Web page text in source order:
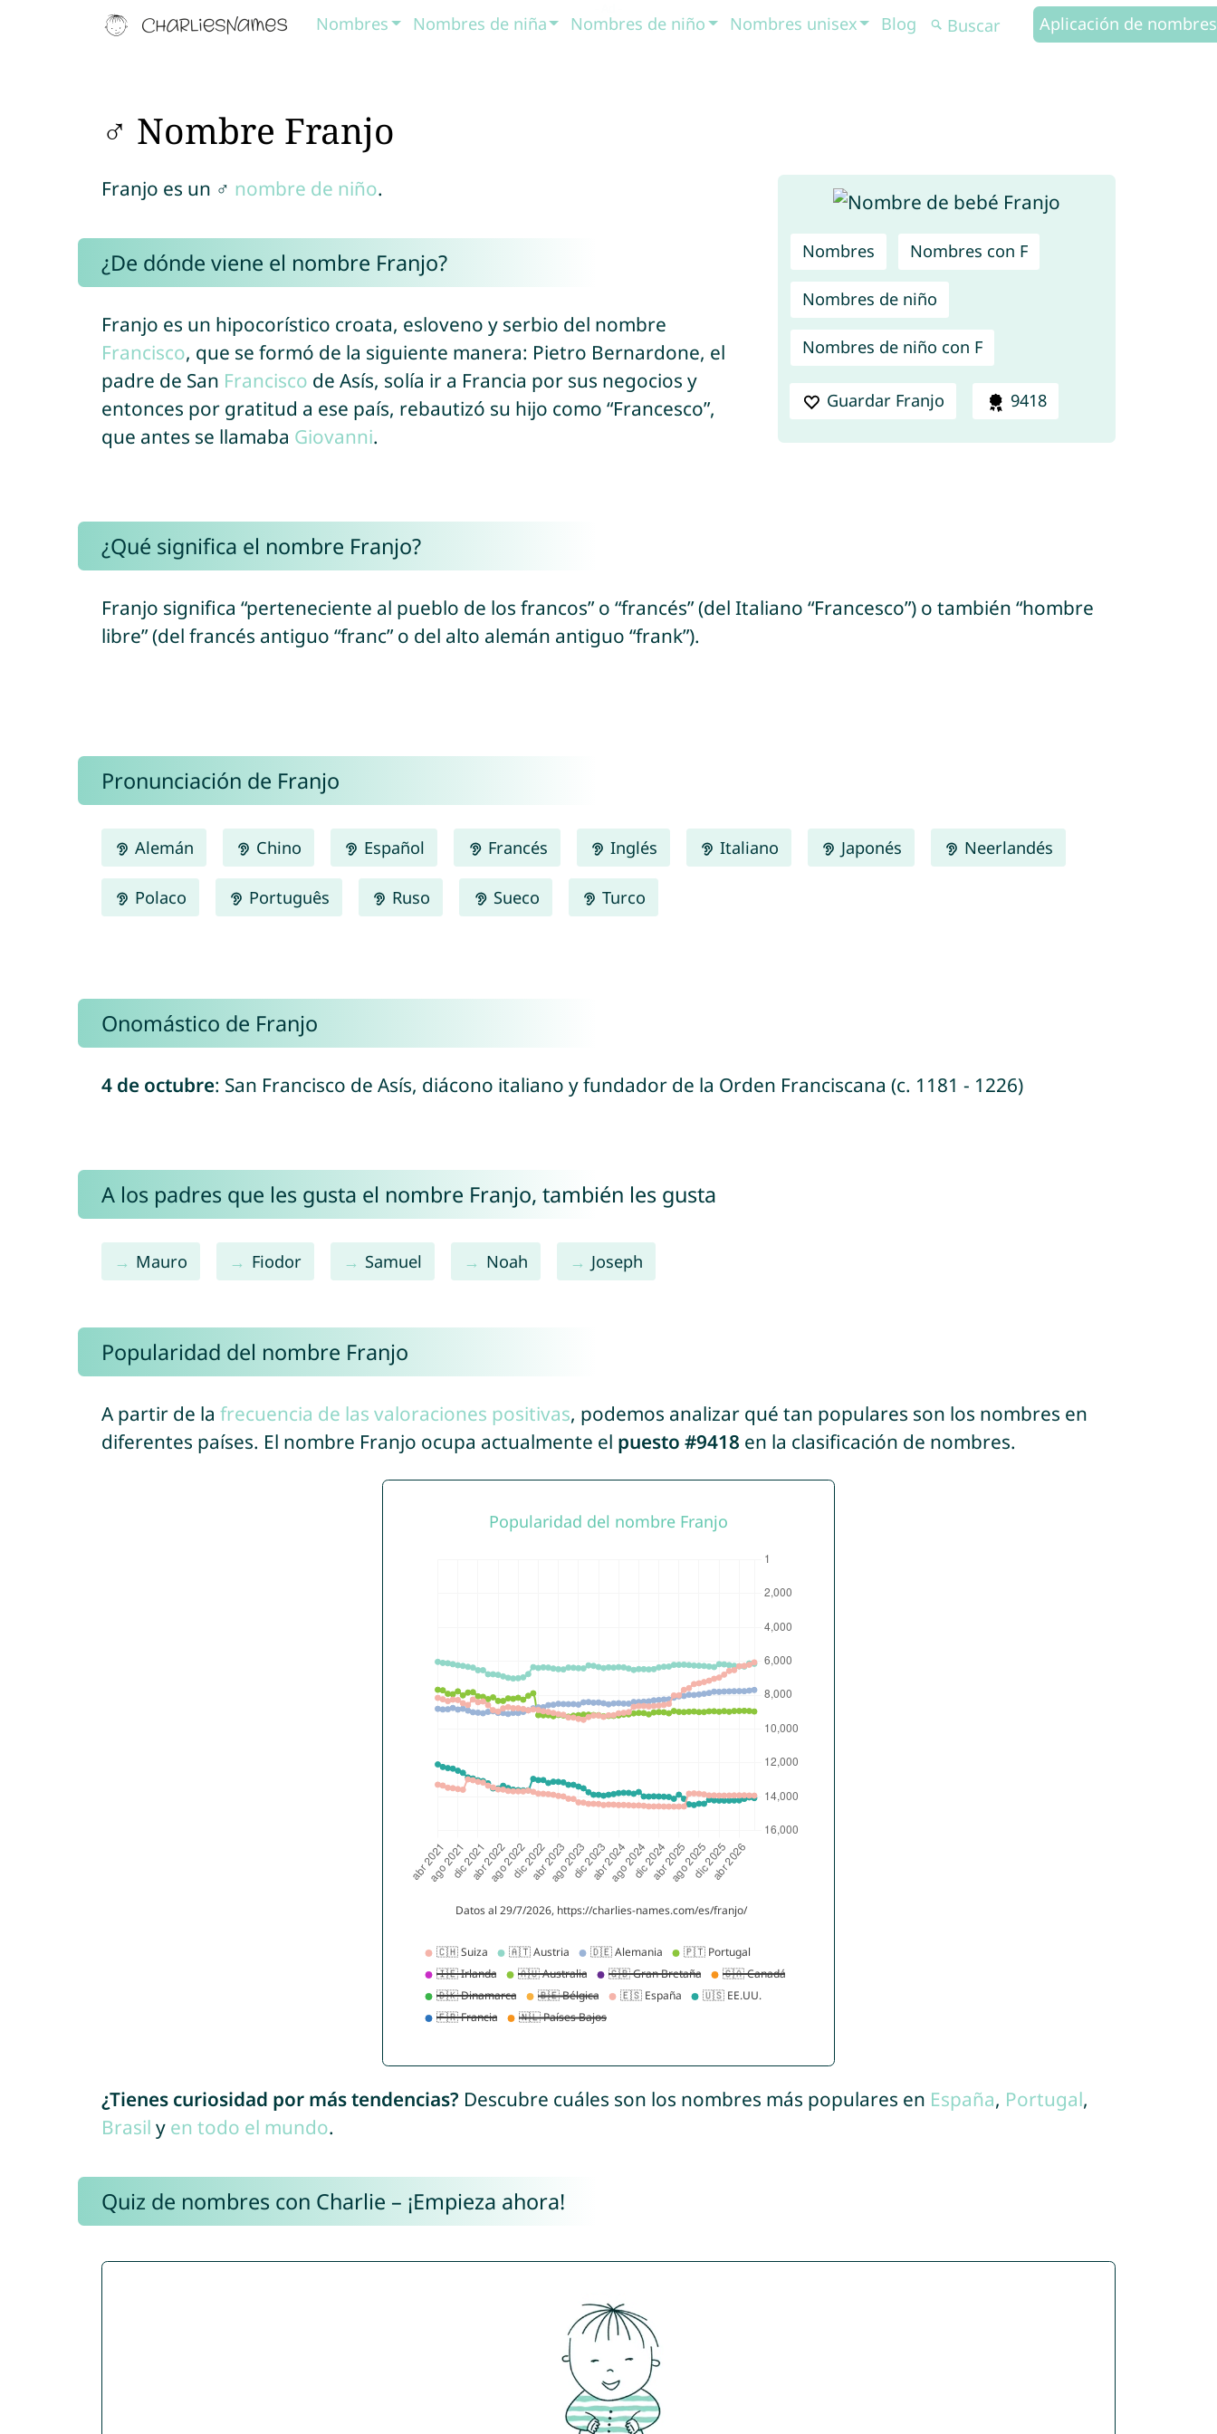
Nombres Nombres de niña Nombres de niño Nombres unisex Blog Aplicación de nombres
♂ Nombre Franjo
Nombres Nombres con F
Nombres de niño
Nombres de niño con F
Guardar Franjo 9418
Franjo es un ♂ nombre de niño.
¿De dónde viene el nombre Franjo?
Franjo es un hipocorístico croata, esloveno y serbio del nombre
Francisco, que se formó de la siguiente manera: Pietro Bernardone, el
padre de San Francisco de Asís, solía ir a Francia por sus negocios y
entonces por gratitud a ese país, rebautizó su hijo como “Francesco”,
que antes se llamaba Giovanni.
¿Qué significa el nombre Franjo?
Franjo significa “perteneciente al pueblo de los francos” o “francés” (del Italiano “Francesco”) o también “hombre
libre” (del francés antiguo “franc” o del alto alemán antiguo “frank”).
Pronunciación de Franjo
Alemán Chino Español Francés Inglés Italiano Japonés Neerlandés
Polaco Português Ruso Sueco Turco
Onomástico de Franjo
4 de octubre: San Francisco de Asís, diácono italiano y fundador de la Orden Franciscana (c. 1181 - 1226)
A los padres que les gusta el nombre Franjo, también les gusta
Mauro Fiodor Samuel Noah Joseph
Popularidad del nombre Franjo
A partir de la frecuencia de las valoraciones positivas, podemos analizar qué tan populares son los nombres en
diferentes países. El nombre Franjo ocupa actualmente el puesto #9418 en la clasificación de nombres.
¿Tienes curiosidad por más tendencias? Descubre cuáles son los nombres más populares en España, Portugal,
Brasil y en todo el mundo.
Quiz de nombres con Charlie – ¡Empieza ahora!